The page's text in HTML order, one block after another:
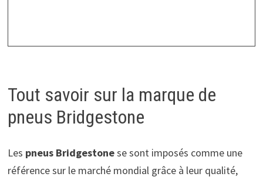
Tout savoir sur la marque de
pneus Bridgestone
Les pneus Bridgestonese sont imposés comme une
référence sur le marché mondial grâce à leur qualité,